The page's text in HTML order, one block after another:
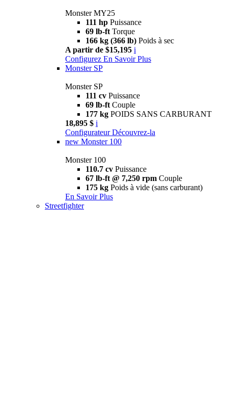
Monster MY25
111 hp Puissance
69 lb-ft Torque
166 kg (366 lb) Poids à sec
A partir de $15,195 i
Configurez En Savoir Plus
Monster SP
Monster SP
111 cv Puissance
69 lb-ft Couple
177 kg POIDS SANS CARBURANT
18,895 $ i
Configurateur Découvrez-la
new Monster 100
Monster 100
110.7 cv Puissance
67 lb-ft @ 7,250 rpm Couple
175 kg Poids à vide (sans carburant)
En Savoir Plus
Streetfighter